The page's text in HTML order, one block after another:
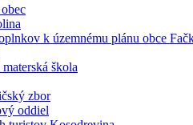
k územnému plánu obce
škola
zbor
oddiel